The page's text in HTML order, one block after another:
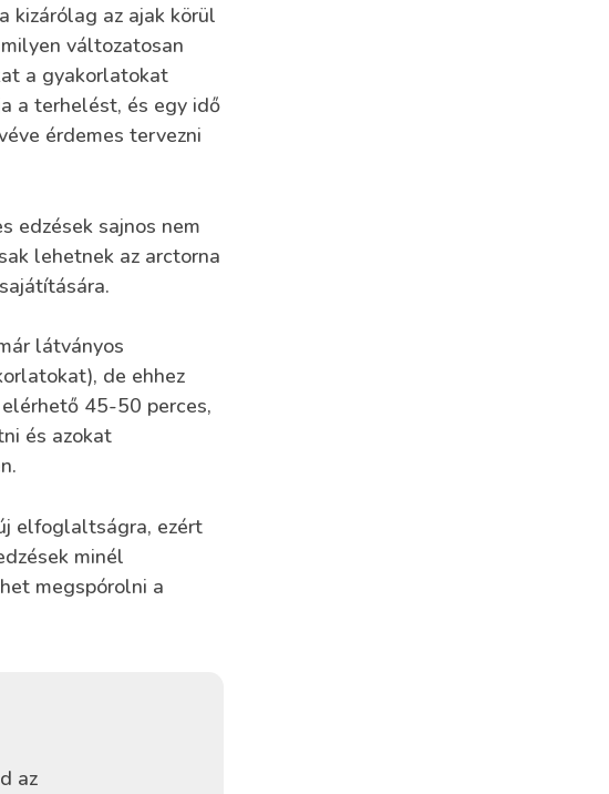
kizárólag az ajak körül
változatosan
a gyakorlatokat
a terhelést, és egy idő
érdemes tervezni
edzések sajnos nem
lehetnek az arctorna
látványos
de ehhez
45-50 perces,
és azokat
elfoglaltságra, ezért
minél
megspórolni a
az